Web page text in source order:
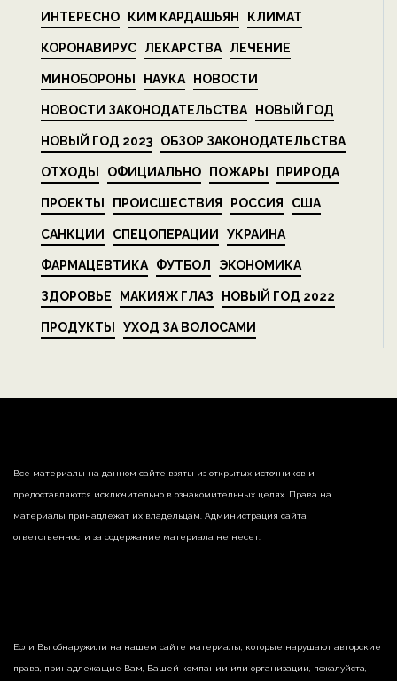
ИНТЕРЕСНО КИМ КАРДАШЬЯН КЛИМАТ
КОРОНАВИРУС ЛЕКАРСТВА ЛЕЧЕНИЕ
МИНОБОРОНЫ НАУКА НОВОСТИ
НОВОСТИ ЗАКОНОДАТЕЛЬСТВА НОВЫЙ ГОД
НОВЫЙ ГОД 2023 ОБЗОР ЗАКОНОДАТЕЛЬСТВА
ОТХОДЫ ОФИЦИАЛЬНО ПОЖАРЫ ПРИРОДА
ПРОЕКТЫ ПРОИСШЕСТВИЯ РОССИЯ США
САНКЦИИ СПЕЦОПЕРАЦИИ УКРАИНА
ФАРМАЦЕВТИКА ФУТБОЛ ЭКОНОМИКА
ЗДОРОВЬЕ МАКИЯЖ ГЛАЗ НОВЫЙ ГОД 2022
ПРОДУКТЫ УХОД ЗА ВОЛОСАМИ
Все материалы на данном сайте взяты из открытых источников и
предоставляются исключительно в ознакомительных целях. Права на
материалы принадлежат их владельцам. Администрация сайта
ответственности за содержание материала не несет.
Если Вы обнаружили на нашем сайте материалы, которые нарушают авторские
права, принадлежащие Вам, Вашей компании или организации, пожалуйста,